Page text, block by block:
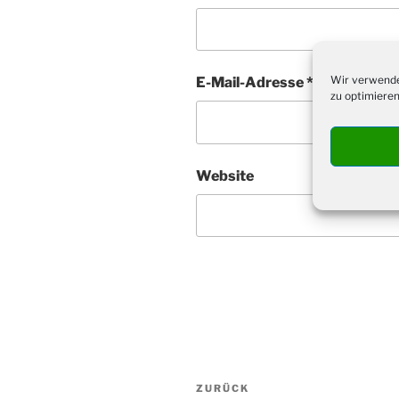
Wir
zu
E-Mail-Adresse*
Website
Beitragsnavigation
Vorheriger
ZURÜCK